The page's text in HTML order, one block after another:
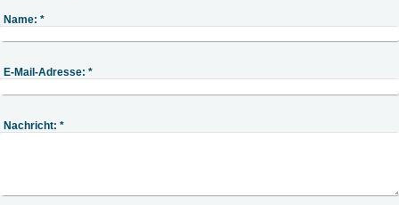
Name: *
E-Mail-Adresse: *
Nachricht: *